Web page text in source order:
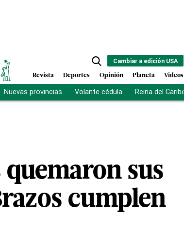
Cambiar a edición USA
Revista Deportes Opinión Planeta Videos
Nuevas provincias Volante cédula Reina del Caribe
quemaron sus
cumplen